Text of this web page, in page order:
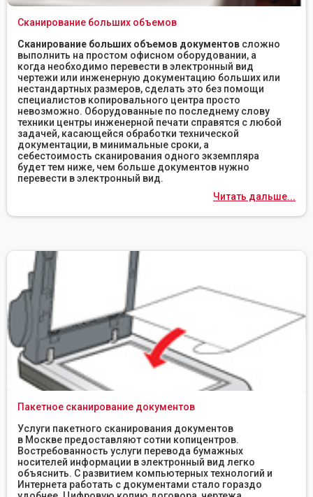
Сканирование больших объемов
Сканирование больших объемов документов сложно
выполнить на простом офисном оборудовании, а
когда необходимо перевести в электронный вид
чертежи или инженерную документацию больших или
нестандартных размеров, сделать это без помощи
специалистов копировального центра просто
невозможно. Оборудованные по последнему слову
техники центры инженерной печати справятся с любой
задачей, касающейся обработки технической
документации, в минимальные сроки, а
себестоимость сканирования одного экземпляра
будет тем ниже, чем больше документов нужно
перевести в электронный вид.
Читать дальше...
Пакетное сканирование документов
Услуги пакетного сканирования документов
в Москве предоставляют сотни копицентров.
Востребованность услуги перевода бумажных
носителей информации в электронный вид легко
объяснить. С развитием компьютерных технологий и
Интернета работать с документами стало гораздо